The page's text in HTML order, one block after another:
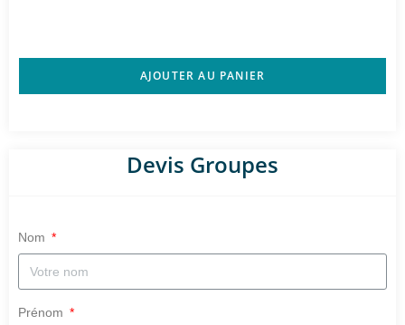
AJOUTER AU PANIER
Devis Groupes
Nom
Prénom